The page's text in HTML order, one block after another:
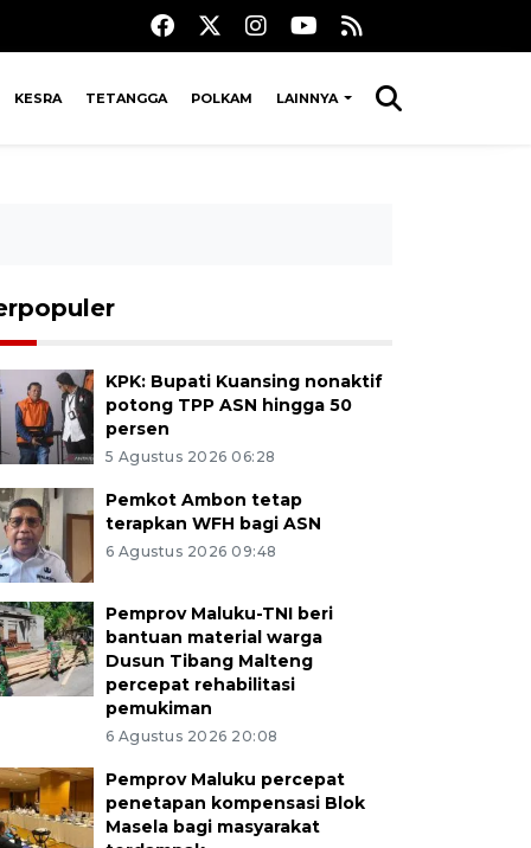
KESRA TETANGGA POLKAM LAINNYA
KPK: Bupati Kuansing nonaktif
potong TPP ASN hingga 50
persen
5 Agustus 2026 06:28
Pemkot Ambon tetap
terapkan WFH bagi ASN
6 Agustus 2026 09:48
Pemprov Maluku-TNI beri
bantuan material warga
Dusun Tibang Malteng
percepat rehabilitasi
pemukiman
6 Agustus 2026 20:08
Pemprov Maluku percepat
penetapan kompensasi Blok
Masela bagi masyarakat